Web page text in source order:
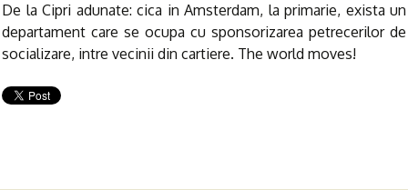
De la Cipri adunate: cica in Amsterdam, la primarie, exista un
departament care se ocupa cu sponsorizarea petrecerilor de
socializare, intre vecinii din cartiere. The world moves!